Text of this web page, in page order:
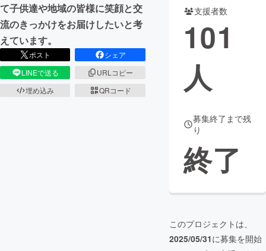
て子供達や地域の皆様に笑顔と交
流のきっかけをお届けしたいと考
えています。
ポスト
シェア
LINEで送る
URLコピー
埋め込み
QRコード
支援者数
101
人
募集終了まで残
り
終了
このプロジェクトは、
2025/05/31に募集を開始